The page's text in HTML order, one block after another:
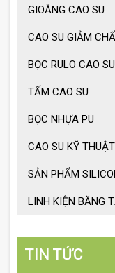
GIOĂNG CAO SU
CAO SU GIẢM
BỌC RULO CAO SU
TẤM CAO SU
BỌC NHỰA PU
CAO SU KỸ THUẬT
SẢN PHẨM
LINH KIỆN BĂNG
TIN TỨC